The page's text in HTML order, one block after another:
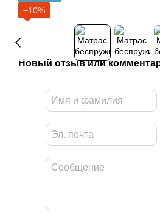
−10%
Новый отзыв или